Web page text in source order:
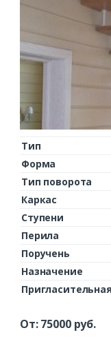
Тип
Форма
Тип поворота
Каркас
Ступени
Перила
Поручень
Назначение
От:75000руб.